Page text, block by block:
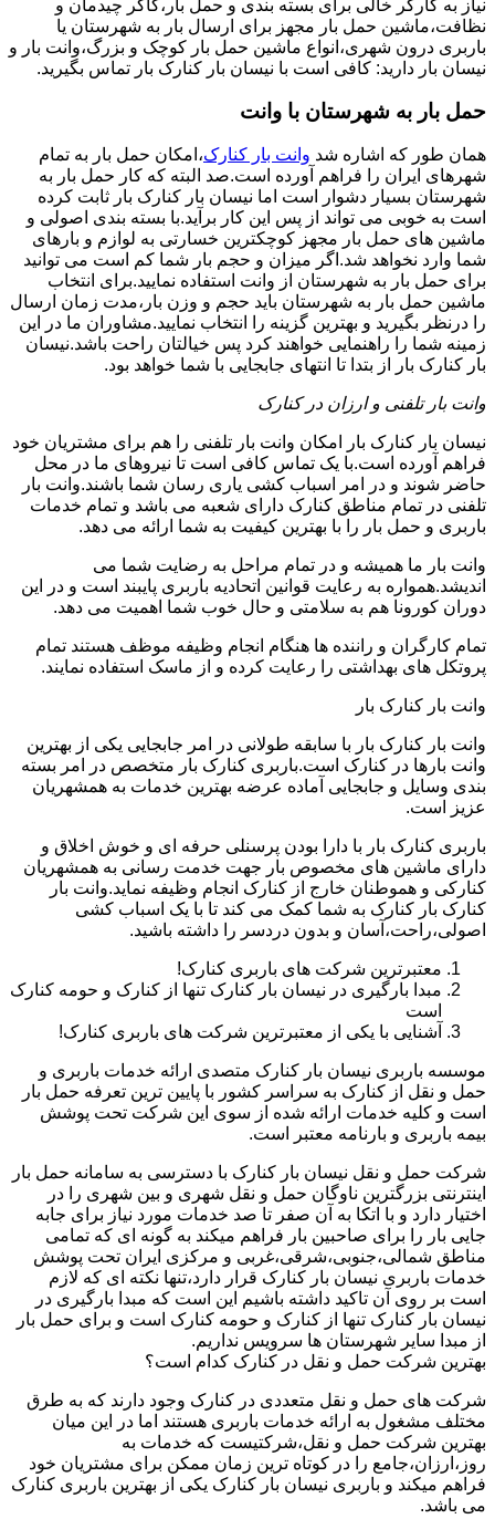
نیاز به کارگر خالی برای بسته بندی و حمل بار،کاگر چیدمان و
نظافت،ماشین حمل بار مجهز برای ارسال بار به شهرستان یا
باربری درون شهری،انواع ماشین حمل بار کوچک و بزرگ،وانت بار و
نیسان بار دارید: کافی است با نیسان بار کنارک بار تماس بگیرید.
حمل بار به شهرستان با وانت
همان طور که اشاره شد وانت بار کنارک،امکان حمل بار به تمام
شهرهای ایران را فراهم آورده است.صد البته که کار حمل بار به
شهرستان بسیار دشوار است اما نیسان بار کنارک بار ثابت کرده
است به خوبی می تواند از پس این کار برآید.با بسته بندی اصولی و
ماشین های حمل بار مجهز کوچکترین خسارتی به لوازم و بارهای
شما وارد نخواهد شد.اگر میزان و حجم بار شما کم است می توانید
برای حمل بار به شهرستان از وانت استفاده نمایید.برای انتخاب
ماشین حمل بار به شهرستان باید حجم و وزن بار،مدت زمان ارسال
را درنظر بگیرید و بهترین گزینه را انتخاب نمایید.مشاوران ما در این
زمینه شما را راهنمایی خواهند کرد پس خیالتان راحت باشد.نیسان
بار کنارک بار از بتدا تا انتهای جابجایی با شما خواهد بود.
وانت بار تلفنی و ارزان در کنارک
نیسان بار کنارک بار امکان وانت بار تلفنی را هم برای مشتریان خود
فراهم آورده است.با یک تماس کافی است تا نیروهای ما در محل
حاضر شوند و در امر اسباب کشی یاری رسان شما باشند.وانت بار
تلفنی در تمام مناطق کنارک دارای شعبه می باشد و تمام خدمات
باربری و حمل بار را با بهترین کیفیت به شما ارائه می دهد.
وانت بار ما همیشه و در تمام مراحل به رضایت شما می
اندیشد.همواره به رعایت قوانین اتحادیه باربری پایبند است و در این
دوران کورونا هم به سلامتی و حال خوب شما اهمیت می دهد.
تمام کارگران و راننده ها هنگام انجام وظیفه موظف هستند تمام
پروتکل های بهداشتی را رعایت کرده و از ماسک استفاده نمایند.
وانت بار کنارک بار
وانت بار کنارک بار با سابقه طولانی در امر جابجایی یکی از بهترین
وانت بارها در کنارک است.باربری کنارک بار متخصص در امر بسته
بندی وسایل و جابجایی آماده عرضه بهترین خدمات به همشهریان
عزیز است.
باربری کنارک بار با دارا بودن پرسنلی حرفه ای و خوش اخلاق و
دارای ماشین های مخصوص بار جهت خدمت رسانی به همشهریان
کنارکی و هموطنان خارج از کنارک انجام وظیفه نماید.وانت بار
کنارک بار کنارک به شما کمک می کند تا با یک اسباب کشی
اصولی،راحت،آسان و بدون دردسر را داشته باشید.
معتبرترین شرکت های باربری کنارک!
مبدا بارگیری در نیسان بار کنارک تنها از کنارک و حومه کنارک
است
آشنایی با یکی از معتبرترین شرکت های باربری کنارک!
موسسه باربری نیسان بار کنارک متصدی ارائه خدمات باربری و
حمل و نقل از کنارک به سراسر کشور با پایین ترین تعرفه حمل بار
است و کلیه خدمات ارائه شده از سوی این شرکت تحت پوشش
بیمه باربری و بارنامه معتبر است.
شرکت حمل و نقل نیسان بار کنارک با دسترسی به سامانه حمل بار
اینترنتی بزرگترین ناوگان حمل و نقل شهری و بین شهری را در
اختیار دارد و با اتکا به آن صفر تا صد خدمات مورد نیاز برای جابه
جایی بار را برای صاحبین بار فراهم میکند به گونه ای که تمامی
مناطق شمالی،جنوبی،شرقی،غربی و مرکزی ایران تحت پوشش
خدمات باربری نیسان بار کنارک قرار دارد،تنها نکته ای که لازم
است بر روی آن تاکید داشته باشیم این است که مبدا بارگیری در
نیسان بار کنارک تنها از کنارک و حومه کنارک است و برای حمل بار
از مبدا سایر شهرستان ها سرویس نداریم.
بهترین شرکت حمل و نقل در کنارک کدام است؟
شرکت های حمل و نقل متعددی در کنارک وجود دارند که به طرق
مختلف مشغول به ارائه خدمات باربری هستند اما در این میان
بهترین شرکت حمل و نقل،شرکتیست که خدمات به
روز،ارزان،جامع را در کوتاه ترین زمان ممکن برای مشتریان خود
فراهم میکند و باربری نیسان بار کنارک یکی از بهترین باربری کنارک
می باشد.